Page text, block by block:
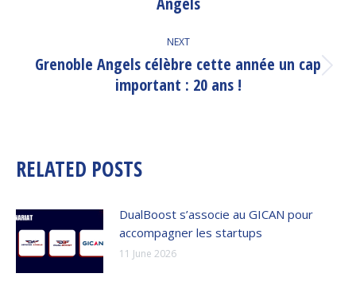
post:
NEXT
Next
post:
Grenoble Angels célèbre cette année un cap
important : 20 ans !
RELATED POSTS
DualBoost s’associe au GICAN pour
accompagner les startups
11 June 2026